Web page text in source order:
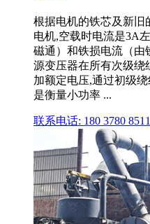
根据电机的铁芯及新旧
电机,空载时电流是3A
磁通）和铁损电流（由
源变压器在所有次级绕
加额定电压,通过初级
是衡量小功率 ...
联系电话: 180 3780 8511